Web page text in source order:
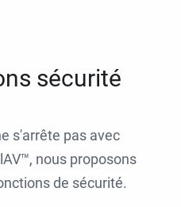
sécurité
s'arrête pas avec
nous proposons
de sécurité.